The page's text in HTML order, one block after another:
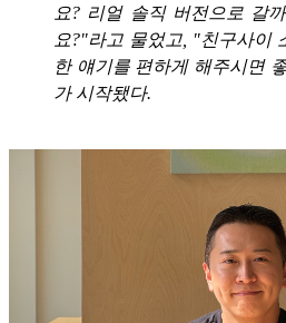
요? 리얼 솔직 버전으로 갈
요?"라고 물었고, "친구사이
한 얘기를 편하게 해주시면
가 시작됐다.